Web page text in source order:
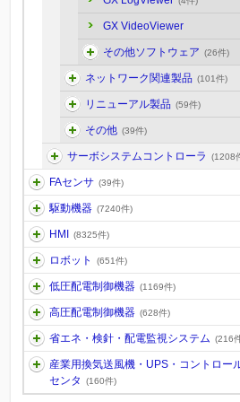
GX VideoViewer
その他ソフトウェア (26件)
ネットワーク関連製品 (101件)
リニューアル製品 (59件)
その他 (39件)
サーボシステムコントローラ (1208
FAセンサ (39件)
駆動機器 (7240件)
HMI (8325件)
ロボット (651件)
低圧配電制御機器 (1169件)
高圧配電制御機器 (628件)
省エネ・検針・配電監視システム (216
産業用換気送風機・UPS・コントロー
センタ
(160件)